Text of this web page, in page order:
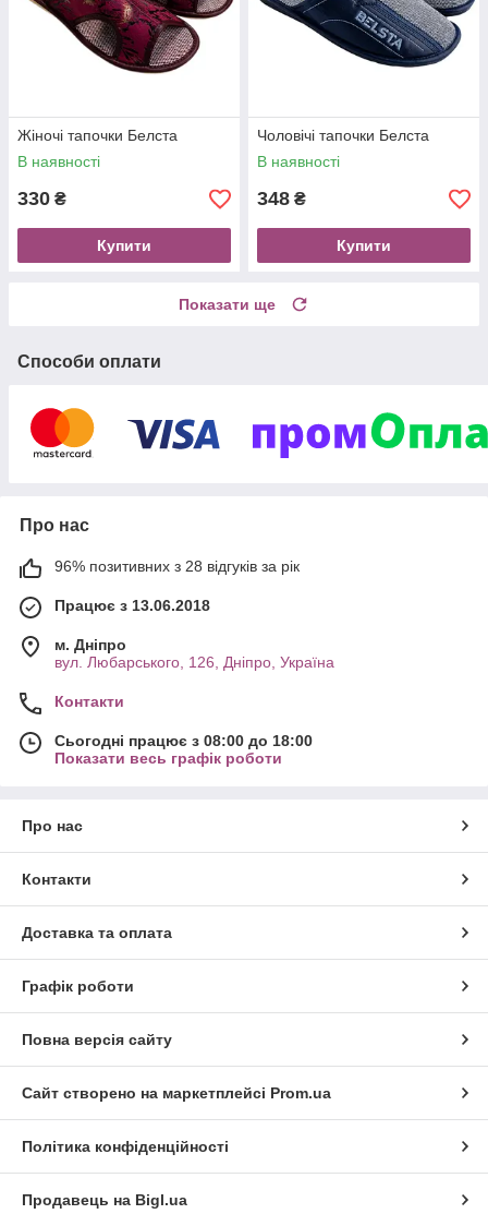
Жіночі тапочки Белста
В наявності
330 ₴
Купити
Чоловічі тапочки Белста
В наявності
348 ₴
Купити
Показати ще
Способи оплати
Про нас
96% позитивних з 28 відгуків за рік
Працює з 13.06.2018
м. Дніпро
вул. Любарського, 126, Дніпро, Україна
Контакти
Сьогодні працює з 08:00 до 18:00
Показати весь графік роботи
Про нас
Контакти
Доставка та оплата
Графік роботи
Повна версія сайту
Сайт створено на маркетплейсі Prom.ua
Політика конфіденційності
Продавець на Bigl.ua